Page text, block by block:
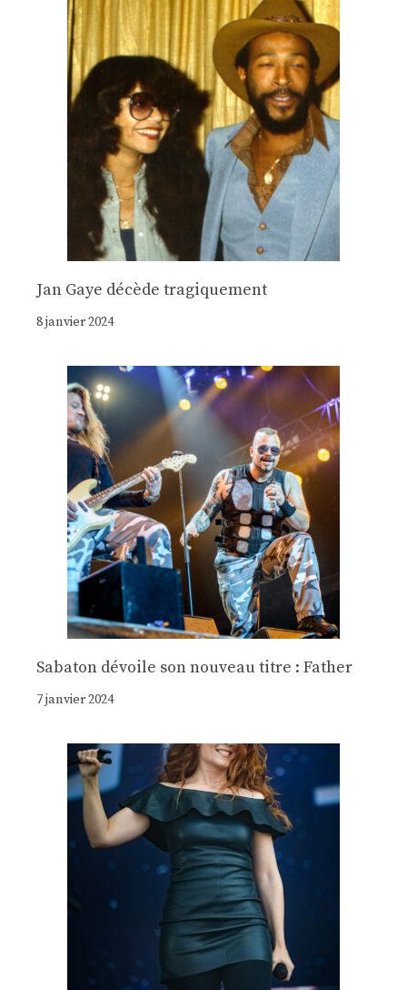
Jan Gaye décède tragiquement
8 janvier 2024
Sabaton dévoile son nouveau titre : Father
7 janvier 2024